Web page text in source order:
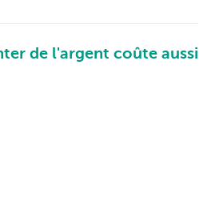
de l'argent coûte aussi